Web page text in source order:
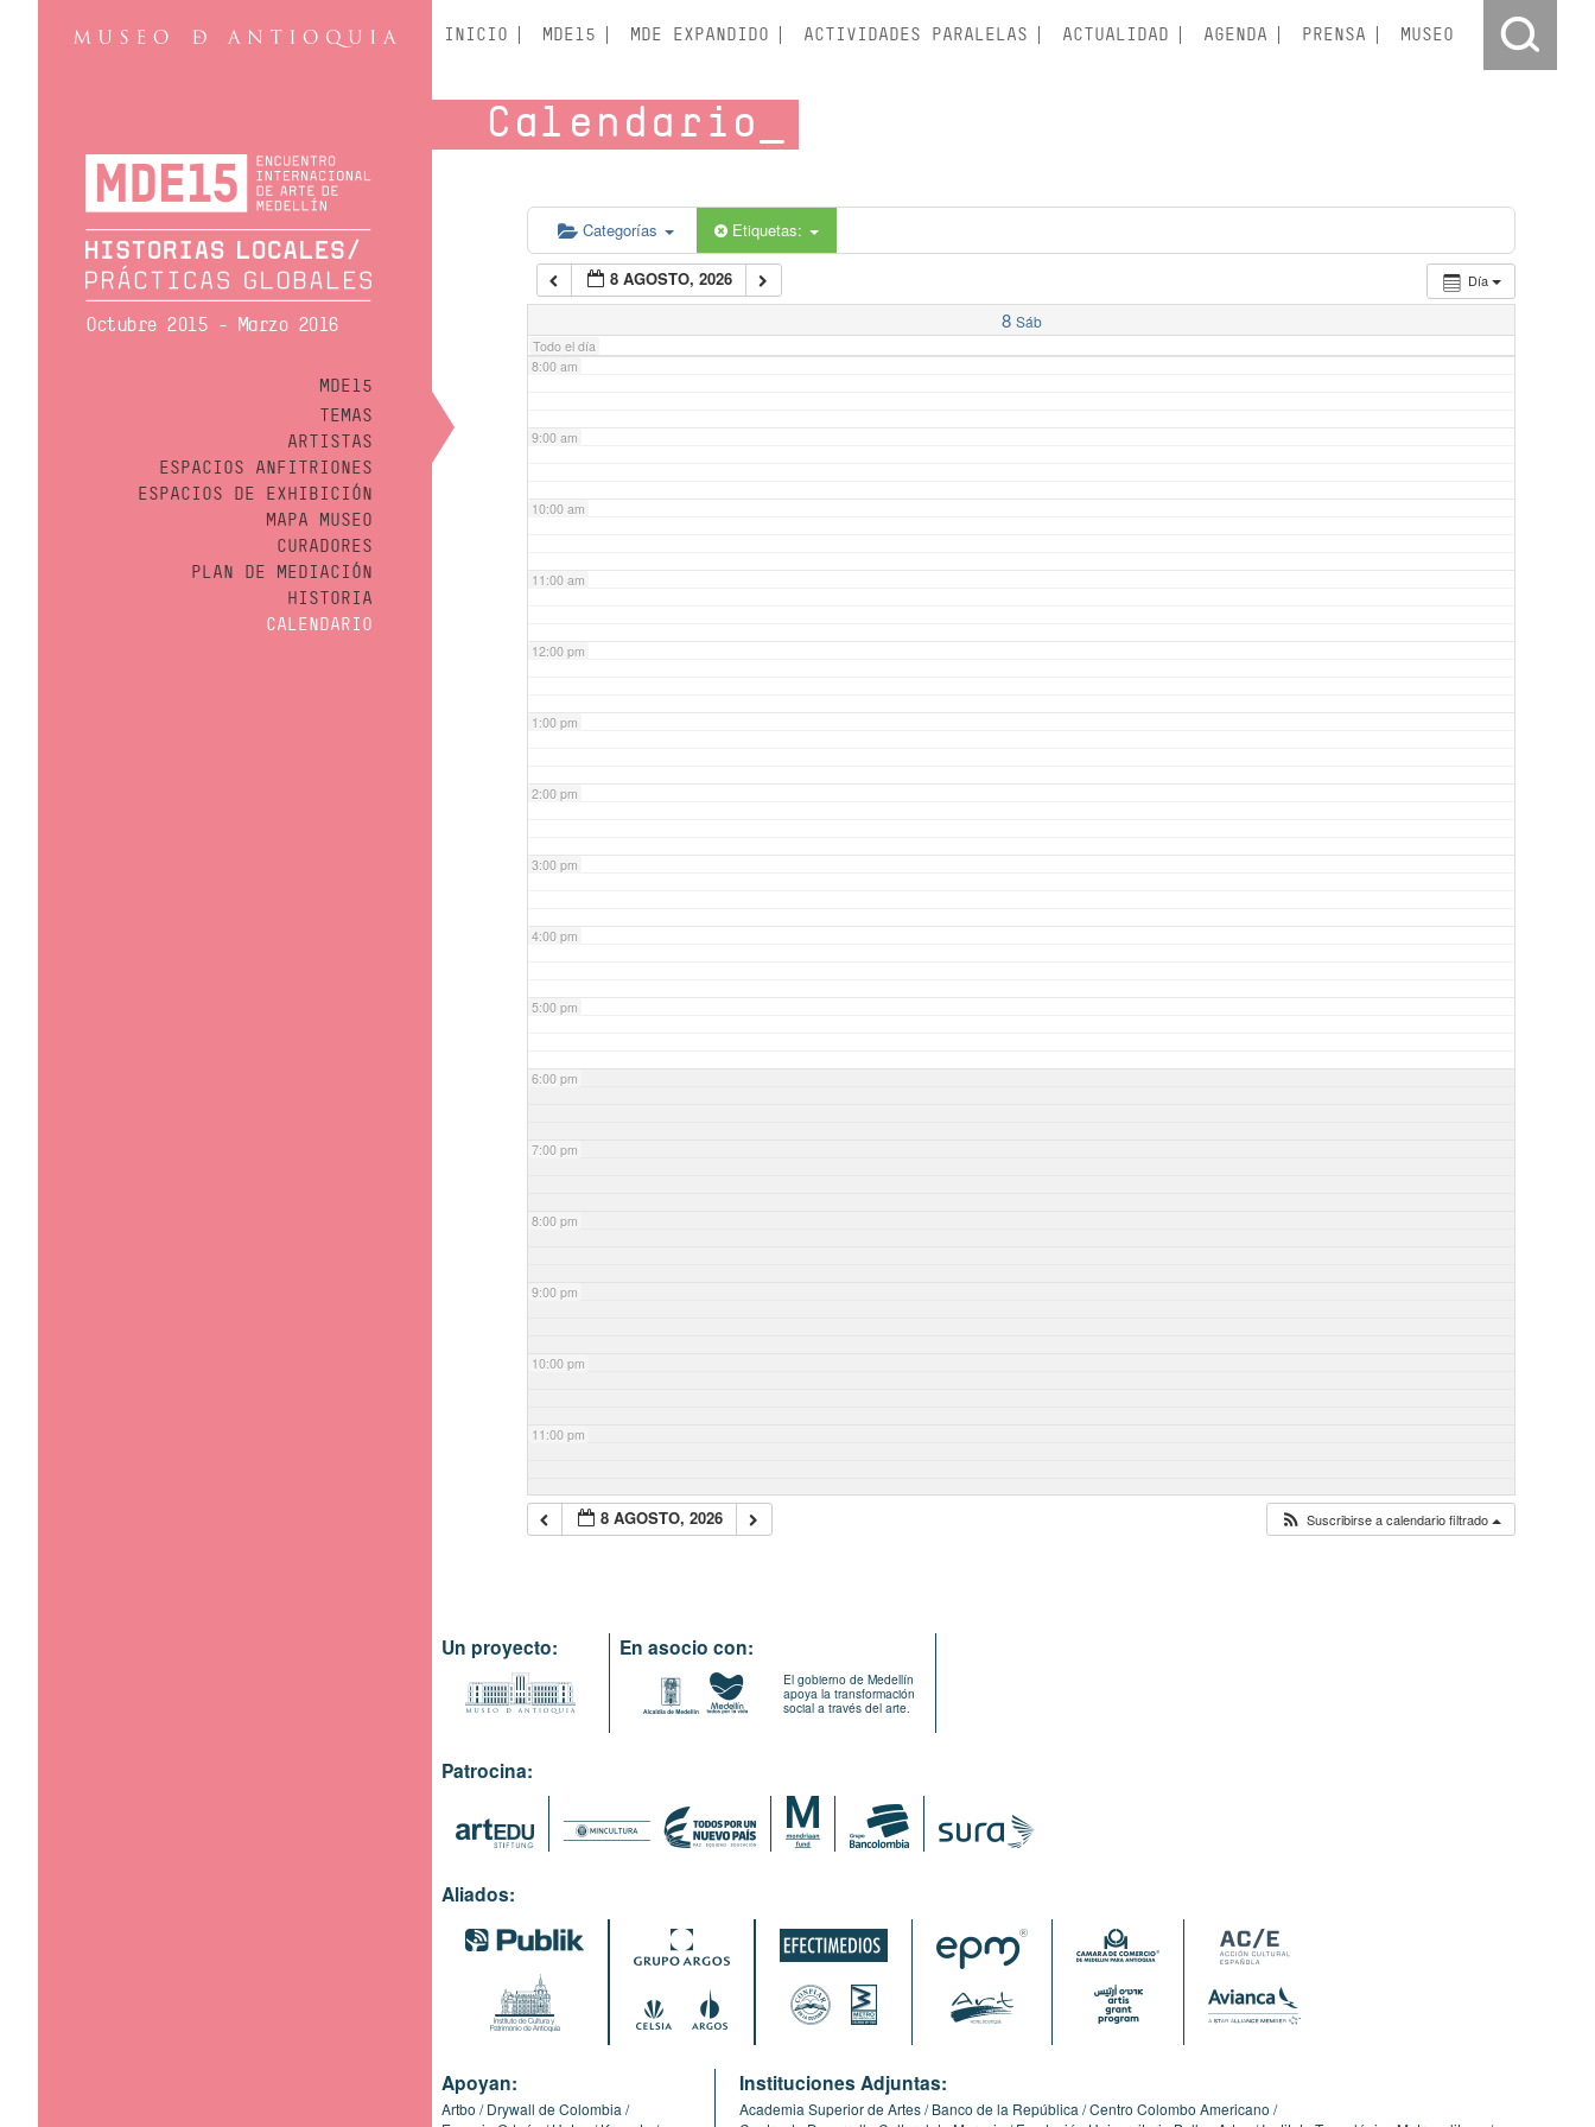
Octubre 2015 - Marzo 2016
MDE15
TEMAS
ARTISTAS
ESPACIOS ANFITRIONES
ESPACIOS DE EXHIBICIÓN
MAPA MUSEO
CURADORES
PLAN DE MEDIACIÓN
HISTORIA
CALENDARIO
INICIO MDE15 MDE EXPANDIDO ACTIVIDADES PARALELAS ACTUALIDAD AGENDA PRENSA MUSEO
Calendario
Categorías Etiquetas:
Día
8 AGOSTO, 2026
8 Sáb
Todo el día
5:00 am
6:00 am
7:00 am
8:00 am
9:00 am
10:00 am
11:00 am
12:00 pm
1:00 pm
2:00 pm
3:00 pm
4:00 pm
5:00 pm
6:00 pm
7:00 pm
8:00 pm
9:00 pm
10:00 pm
11:00 pm
8 AGOSTO, 2026 Suscribirse a calendario filtrado
Un proyecto: En asocio con:
El gobierno de Medellín
apoya la transformación
social a través del arte.
Patrocina:
Aliados:
Apoyan:
Artbo
Drywall de Colombia
Instituciones Adjuntas:
Academia Superior de Artes Banco de la República Centro Colombo Americano